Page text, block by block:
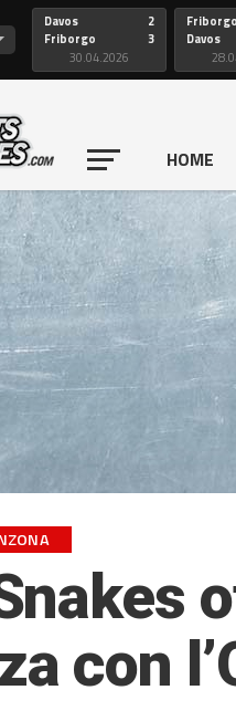
Davos
Friborgo
2
3
30.04.2026
Friborgo
Davos
HOME
con